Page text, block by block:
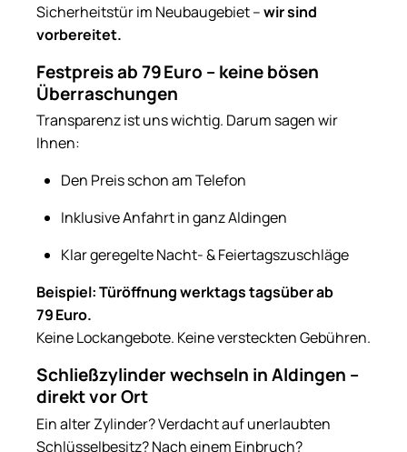
Sicherheitstür im Neubaugebiet –wir sind
vorbereitet.
Festpreis ab 79 Euro – keine bösen
Überraschungen
Transparenz ist uns wichtig. Darum sagen wir
Ihnen:
Den Preis schon am Telefon
Inklusive Anfahrt in ganz Aldingen
Klar geregelte Nacht- & Feiertagszuschläge
Beispiel: Türöffnung werktags tagsüber ab
79 Euro.
Keine Lockangebote. Keine versteckten Gebühren.
Schließzylinder wechseln in Aldingen –
direkt vor Ort
Ein alter Zylinder? Verdacht auf unerlaubten
Schlüsselbesitz? Nach einem Einbruch?